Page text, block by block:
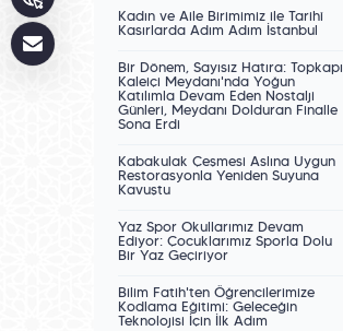
Kadın ve Aile Birimimiz ile Tarihî
Kasırlarda Adım Adım İstanbul
Bir Dönem, Sayısız Hatıra: Topkapı
Kaleiçi Meydanı'nda Yoğun
Katılımla Devam Eden Nostalji
Günleri, Meydanı Dolduran Finalle
Sona Erdi
Kabakulak Çeşmesi Aslına Uygun
Restorasyonla Yeniden Suyuna
Kavuştu
Yaz Spor Okullarımız Devam
Ediyor: Çocuklarımız Sporla Dolu
Bir Yaz Geçiriyor
Bilim Fatih'ten Öğrencilerimize
Kodlama Eğitimi: Geleceğin
Teknolojisi İçin İlk Adım